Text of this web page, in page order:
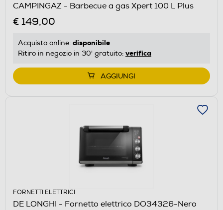
CAMPINGAZ - Barbecue a gas Xpert 100 L Plus
€ 149,00
Acquisto online: disponibile
Ritiro in negozio in 30' gratuito: verifica
AGGIUNGI
FORNETTI ELETTRICI
DE LONGHI - Fornetto elettrico DO34326-Nero